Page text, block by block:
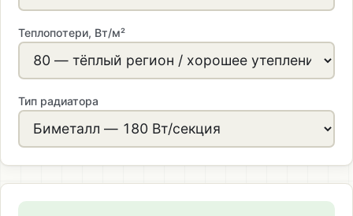
Теплопотери, Вт/м²
Тип радиатора